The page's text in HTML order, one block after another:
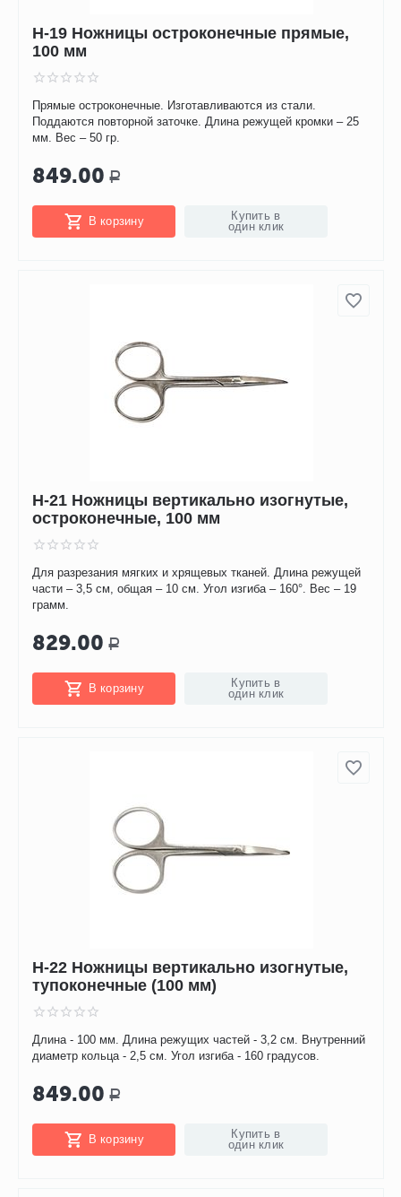
H-19 Ножницы остроконечные прямые,
100 мм
Прямые остроконечные. Изготавливаются из стали.
Поддаются повторной заточке. Длина режущей кромки – 25
мм. Вес – 50 гр.
849.00 Р
В корзину
Купить в
один клик
H-21 Ножницы вертикально изогнутые,
остроконечные, 100 мм
Для разрезания мягких и хрящевых тканей. Длина режущей
части – 3,5 см, общая – 10 см. Угол изгиба – 160°. Вес – 19
грамм.
829.00 Р
В корзину
Купить в
один клик
Н-22 Ножницы вертикально изогнутые,
тупоконечные (100 мм)
Длина - 100 мм. Длина режущих частей - 3,2 см. Внутренний
диаметр кольца - 2,5 см. Угол изгиба - 160 градусов.
849.00 Р
В корзину
Купить в
один клик